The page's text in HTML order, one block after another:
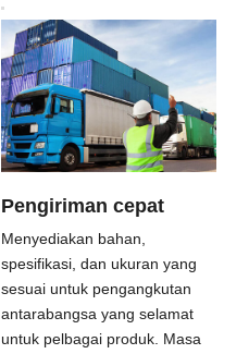
Pengiriman cepat
Menyediakan bahan,
spesifikasi, dan ukuran yang
sesuai untuk pengangkutan
antarabangsa yang selamat
untuk pelbagai produk. Masa